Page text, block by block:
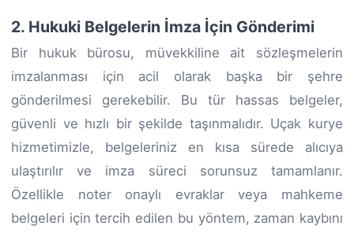
2. Hukuki Belgelerin İmza İçin Gönderimi
Bir hukuk bürosu, müvekkiline ait sözleşmelerin
imzalanması için acil olarak başka bir şehre
gönderilmesi gerekebilir. Bu tür hassas belgeler,
güvenli ve hızlı bir şekilde taşınmalıdır. Uçak kurye
hizmetimizle, belgeleriniz en kısa sürede alıcıya
ulaştırılır ve imza süreci sorunsuz tamamlanır.
Özellikle noter onaylı evraklar veya mahkeme
belgeleri için tercih edilen bu yöntem, zaman kaybını